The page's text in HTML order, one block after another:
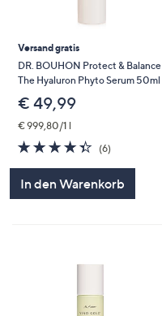
Versand gratis
DR. BOUHON Protect & Balance
The Hyaluron Phyto Serum 50ml
€ 49,99
€ 999,80/1 l
4.3
von
(6)6
In den Warenkorb